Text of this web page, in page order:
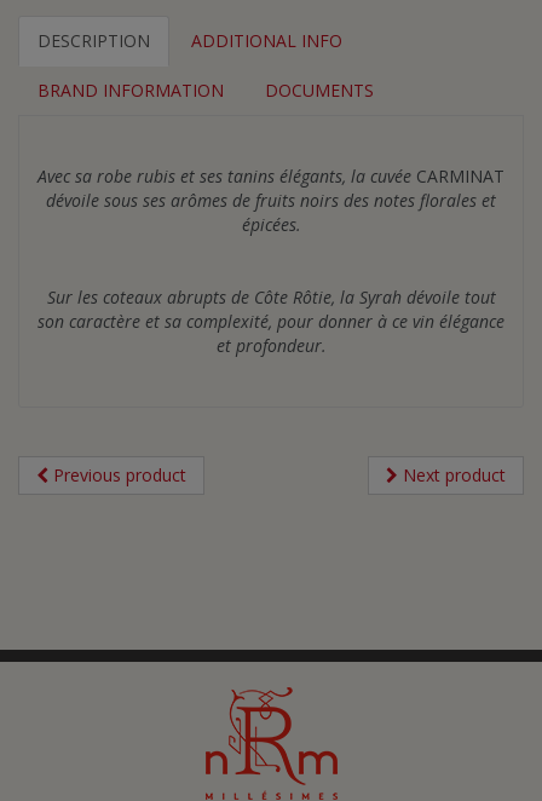
DESCRIPTION ADDITIONAL INFO
BRAND INFORMATION DOCUMENTS
Avec sa robe rubis et ses tanins élégants, la cuvée CARMINAT
dévoile sous ses arômes de fruits noirs des notes florales et
épicées.
Sur les coteaux abrupts de Côte Rôtie, la Syrah dévoile tout
son caractère et sa complexité, pour donner à ce vin élégance
et profondeur.
Previous product Next product